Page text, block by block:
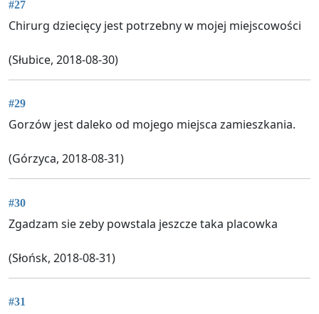
#27
Chirurg dziecięcy jest potrzebny w mojej miejscowości
(Słubice, 2018-08-30)
#29
Gorzów jest daleko od mojego miejsca zamieszkania.
(Górzyca, 2018-08-31)
#30
Zgadzam sie zeby powstala jeszcze taka placowka
(Słońsk, 2018-08-31)
#31